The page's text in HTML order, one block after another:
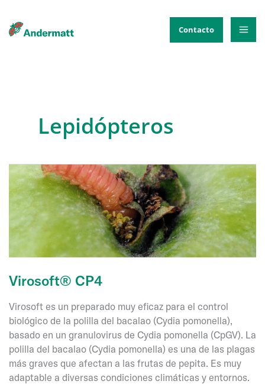
al
Contacto
Lepidópteros
Virosoft® CP4
Virosoft es un preparado muy eficaz para el control
biológico de la polilla del bacalao (Cydia pomonella),
basado en un granulovirus de Cydia pomonella (CpGV). La
polilla del bacalao (Cydia pomonella) es una de las plagas
más graves que afectan a las frutas de pepita. Es muy
adaptable a diversas condiciones climáticas y entornos.